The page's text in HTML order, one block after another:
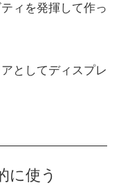
ィを発揮して作っ
としてディスプレ
に使う